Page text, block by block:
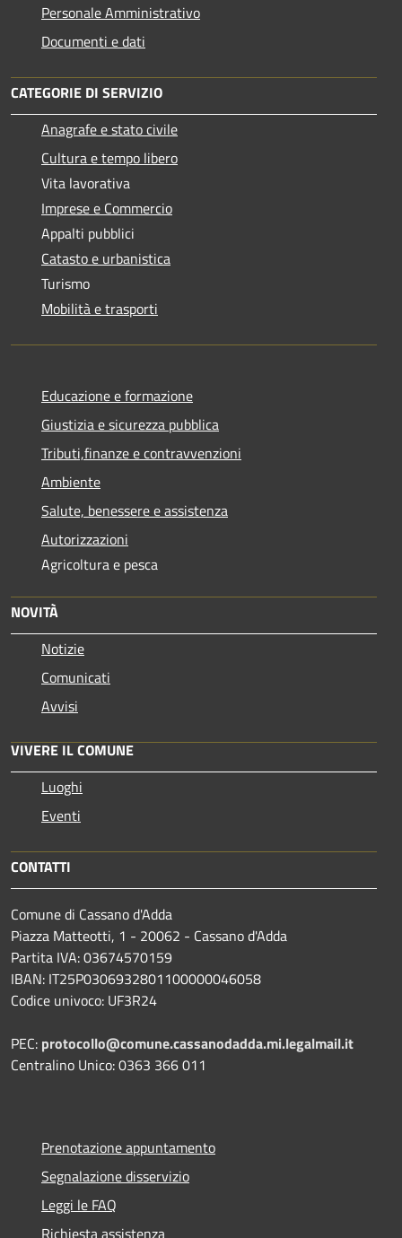
Personale Amministrativo
Documenti e dati
CATEGORIE DI SERVIZIO
Anagrafe e stato civile
Cultura e tempo libero
Vita lavorativa
Imprese e Commercio
Appalti pubblici
Catasto e urbanistica
Turismo
Mobilità e trasporti
Educazione e formazione
Giustizia e sicurezza pubblica
Tributi,finanze e contravvenzioni
Ambiente
Salute, benessere e assistenza
Autorizzazioni
Agricoltura e pesca
NOVITÀ
Notizie
Comunicati
Avvisi
VIVERE IL COMUNE
Luoghi
Eventi
CONTATTI
Comune di Cassano d'Adda
Piazza Matteotti, 1 - 20062 - Cassano d'Adda
Partita IVA: 03674570159
IBAN: IT25P0306932801100000046058
Codice univoco: UF3R24
PEC: protocollo@comune.cassanodadda.mi.legalmail.it
Centralino Unico: 0363 366 011
Prenotazione appuntamento
Segnalazione disservizio
Leggi le FAQ
Richiesta assistenza